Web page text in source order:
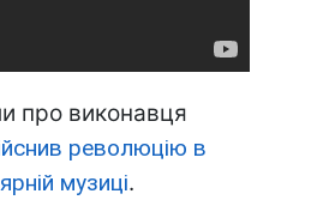
про виконавця
революцію в
музиці.